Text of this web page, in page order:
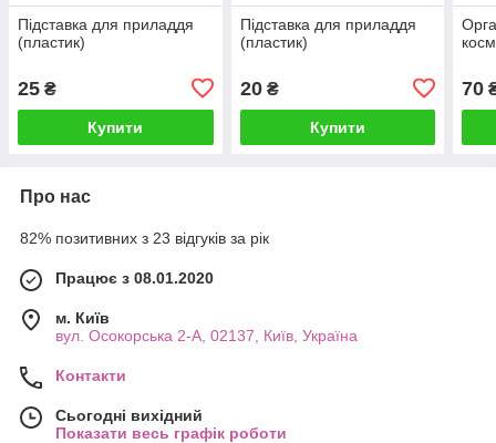
Підставка для приладдя
(пластик)
25 ₴
Купити
Підставка для приладдя
(пластик)
20₴
Купити
70
Про нас
82% позитивних з 23 відгуків за рік
Працює з 08.01.2020
м. Київ
вул. Осокорська 2-А, 02137, Київ, Україна
Контакти
Сьогодні вихідний
Показати весь графік роботи